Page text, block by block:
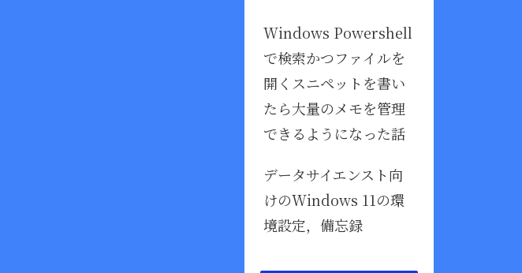
Windows Powershell
で検索かつファイルを
開くスニペットを書い
たら大量のメモを管理
できるようになった話
データサイエンスト向
けのWindows 11の環
境設定，備忘録